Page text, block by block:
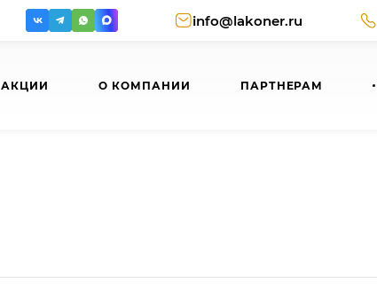
info@lakoner.ru
АКЦИИ О КОМПАНИИ ПАРТНЕРАМ